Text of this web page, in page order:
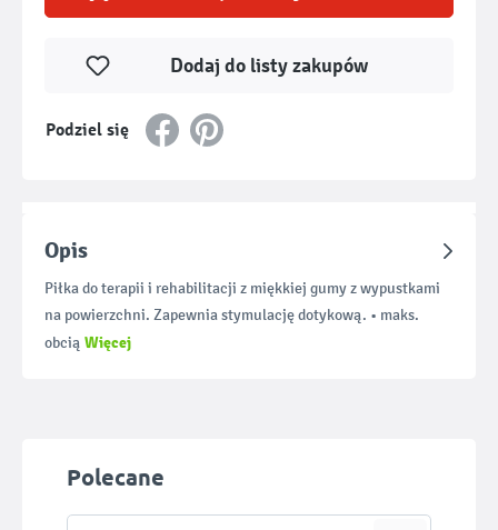
Podziel się
Dodaj do listy zakupów
Opis
Piłka do terapii i rehabilitacji z miękkiej gumy z wypustkami
na powierzchni. Zapewnia stymulację dotykową. • maks.
obcią Więcej
Pomiń galerię produktów
Polecane